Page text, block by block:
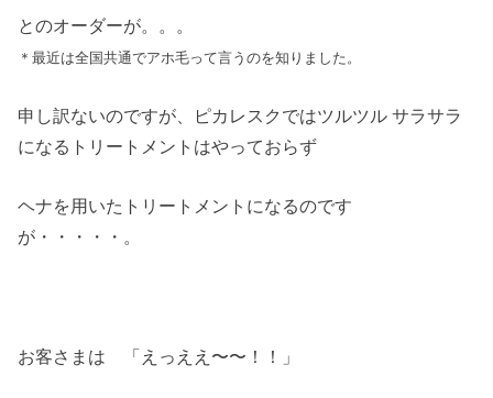
とのオーダーが。。。
＊最近は全国共通でアホ毛って言うのを知りました。
申し訳ないのですが、ピカレスクではツルツル サラサラ
になるトリートメントはやっておらず
ヘナを用いたトリートメントになるのです
が・・・・・。
お客さまは 「えっええ〜〜！！」